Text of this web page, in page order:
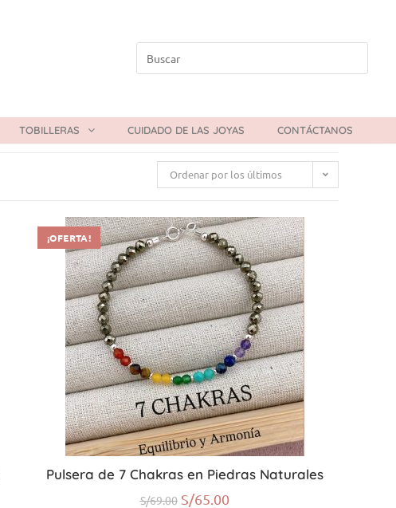
TOBILLERAS CUIDADO DE LAS JOYAS CONTÁCTANOS
Ordenar por los últimos
¡OFERTA!
Pulsera de 7 Chakras en Piedras Naturales
S/69.00 S/65.00